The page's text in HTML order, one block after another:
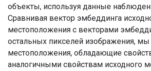
объекты, используя данные
Сравнивая вектор эмбеддинга
местоположения с векторами
остальных пикселей изображения,
местоположения, обладающие
аналогичными свойствам исходного